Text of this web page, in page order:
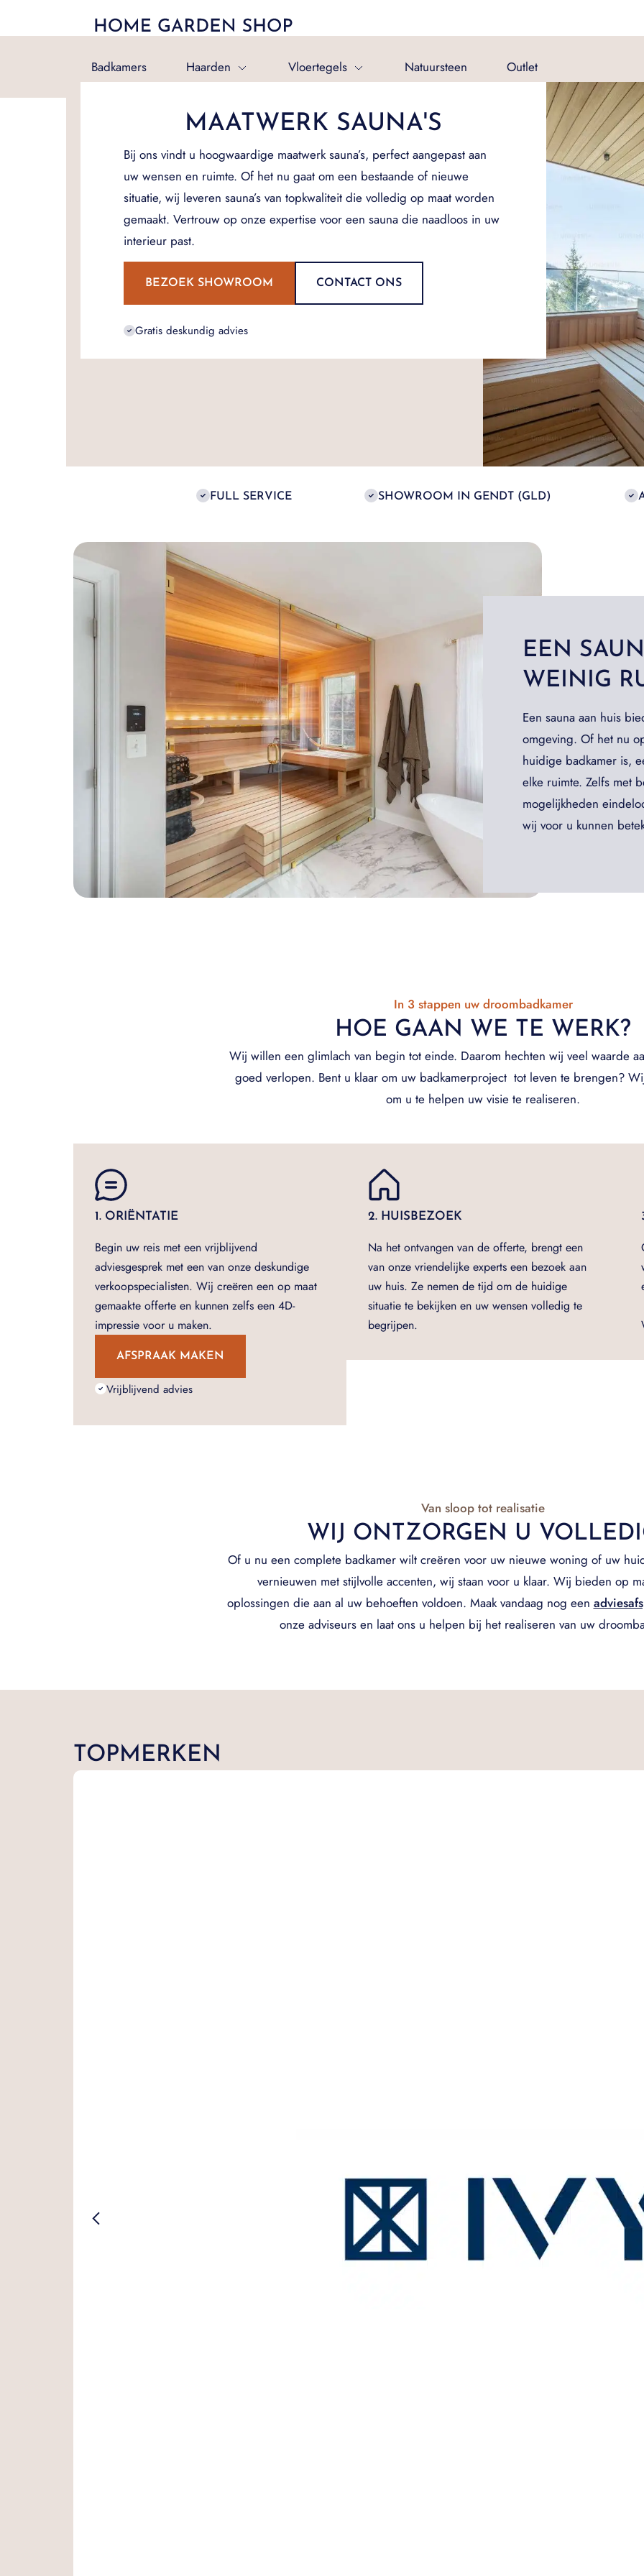
Badkamers Haarden Vloertegels Natuursteen Outlet
MAATWERK SAUNA'S
Bij ons vindt u hoogwaardige maatwerk sauna’s, perfect aangepast aan
uw wensen en ruimte. Of het nu gaat om een bestaande of nieuwe
situatie, wij leveren sauna’s van topkwaliteit die volledig op maat worden
gemaakt. Vertrouw op onze expertise voor een sauna die naadloos in uw
interieur past.
BEZOEK SHOWROOM CONTACT ONS
Gratis deskundig advies
FULL SERVICE SHOWROOM IN GENDT (GLD)
EEN
WEINIG
Een sauna aan huis
omgeving. Of het nu
huidige badkamer is,
elke ruimte. Zelfs met
mogelijkheden
wij voor u kunnen
In 3 stappen uw droombadkamer
HOE GAAN WE TE WERK?
Wij willen een glimlach van begin tot einde. Daarom hechten wij veel waarde
goed verlopen. Bent u klaar om uw badkamerproject tot leven te brengen?
om u te helpen uw visie te realiseren.
1. ORIËNTATIE
Begin uw reis met een vrijblijvend
adviesgesprek met een van onze deskundige
verkoopspecialisten. Wij creëren een op maat
gemaakte offerte en kunnen zelfs een 4D-
impressie voor u maken.
AFSPRAAK MAKEN
Vrijblijvend advies
2. HUISBEZOEK
Na het ontvangen van de offerte, brengt een
van onze vriendelijke experts een bezoek aan
uw huis. Ze nemen de tijd om de huidige
situatie te bekijken en uw wensen volledig te
begrijpen.
Van sloop tot realisatie
WIJ ONTZORGEN U
Of u nu een complete badkamer wilt creëren voor uw nieuwe woning of uw
vernieuwen met stijlvolle accenten, wij staan voor u klaar. Wij bieden op
oplossingen die aan al uw behoeften voldoen. Maak vandaag nog een
onze adviseurs en laat ons u helpen bij het realiseren van uw
TOPMERKEN